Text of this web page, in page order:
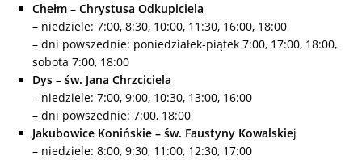
Chełm – Chrystusa Odkupiciela
– niedziele: 7:00, 8:30, 10:00, 11:30, 16:00, 18:00
– dni powszednie: poniedziałek-piątek 7:00, 17:00, 18:00,
sobota 7:00, 18:00
Dys – św. Jana Chrzciciela
– niedziele: 7:00, 9:00, 10:30, 13:00, 16:00
– dni powszednie: 7:00, 18:00
Jakubowice Konińskie – św. Faustyny Kowalskiej
– niedziele: 8:00, 9:30, 11:00, 12:30, 17:00